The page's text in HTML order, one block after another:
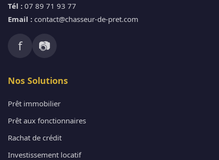
Tél : 07 89 71 93 77
Email : contact@chasseur-de-pret.com
f 📷
Nos Solutions
Prêt immobilier
Prêt aux fonctionnaires
Rachat de crédit
Investissement locatif